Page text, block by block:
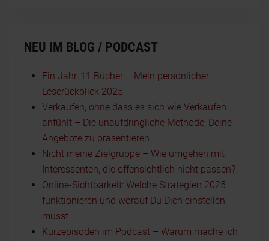
NEU IM BLOG / PODCAST
Ein Jahr, 11 Bücher – Mein persönlicher
Leserückblick 2025
Verkaufen, ohne dass es sich wie Verkaufen
anfühlt – Die unaufdringliche Methode, Deine
Angebote zu präsentieren
Nicht meine Zielgruppe – Wie umgehen mit
Interessenten, die offensichtlich nicht passen?
Online-Sichtbarkeit: Welche Strategien 2025
funktionieren und worauf Du Dich einstellen
musst
Kurzepisoden im Podcast – Warum mache ich